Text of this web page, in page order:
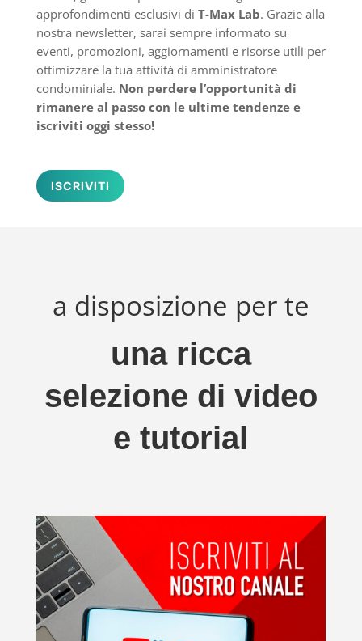
approfondimenti esclusivi di T-Max Lab. Grazie alla
nostra newsletter, sarai sempre informato su
eventi, promozioni, aggiornamenti e risorse utili per
ottimizzare la tua attività di amministratore
condominiale. Non perdere l’opportunità di
rimanere al passo con le ultime tendenze e
iscriviti oggi stesso!
ISCRIVITI
a disposizione per te
una ricca
selezione di video
e tutorial